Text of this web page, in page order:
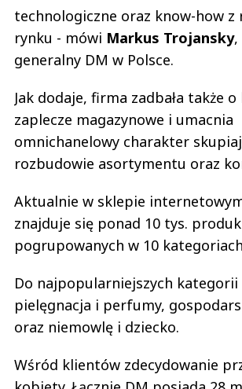
technologiczne oraz know-how z
rynku - mówi Markus Trojansky,
generalny DM w Polsce.
Jak dodaje, firma zadbała także
zaplecze magazynowe i umacnia
omnichanelowy charakter
rozbudowie asortymentu oraz
Aktualnie w sklepie
znajduje się ponad 10 tys.
pogrupowanych w 10
Do najpopularniejszych kategorii
pielęgnacja i perfumy,
oraz niemowlę i dziecko.
Wśród klientów zdecydowanie